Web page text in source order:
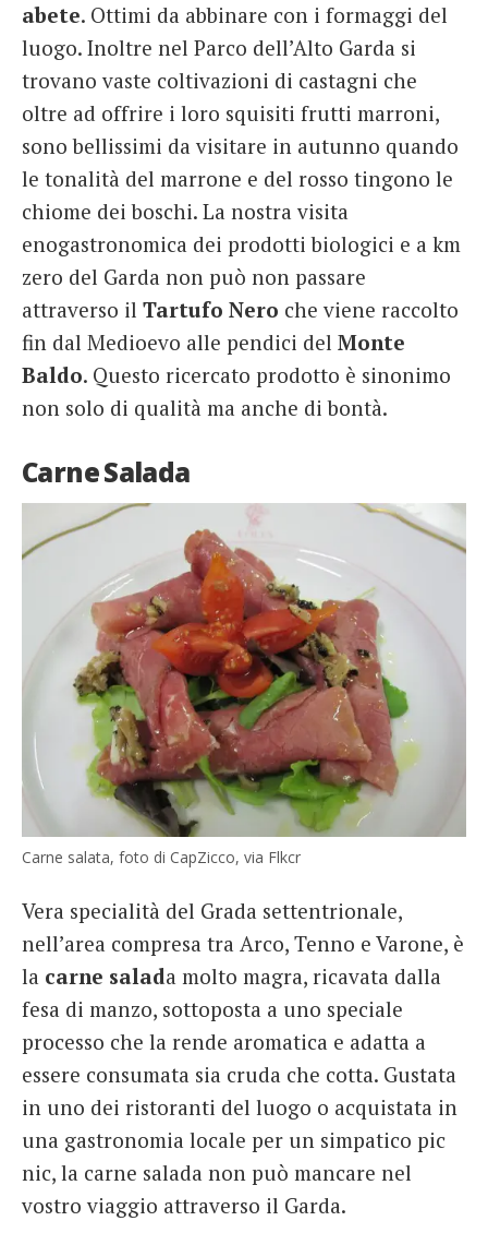
abete. Ottimi da abbinare con i formaggi del
luogo. Inoltre nel Parco dell’Alto Garda si
trovano vaste coltivazioni di castagni che
oltre ad offrire i loro squisiti frutti marroni,
sono bellissimi da visitare in autunno quando
le tonalità del marrone e del rosso tingono le
chiome dei boschi. La nostra visita
enogastronomica dei prodotti biologici e a km
zero del Garda non può non passare
attraverso il Tartufo Nero che viene raccolto
fin dal Medioevo alle pendici del Monte
Baldo. Questo ricercato prodotto è sinonimo
non solo di qualità ma anche di bontà.
Carne Salada
Carne salata, foto di CapZicco, via Flkcr
Vera specialità del Grada settentrionale,
nell’area compresa tra Arco, Tenno e Varone, è
la carne salada molto magra, ricavata dalla
fesa di manzo, sottoposta a uno speciale
processo che la rende aromatica e adatta a
essere consumata sia cruda che cotta. Gustata
in uno dei ristoranti del luogo o acquistata in
una gastronomia locale per un simpatico pic
nic, la carne salada non può mancare nel
vostro viaggio attraverso il Garda.